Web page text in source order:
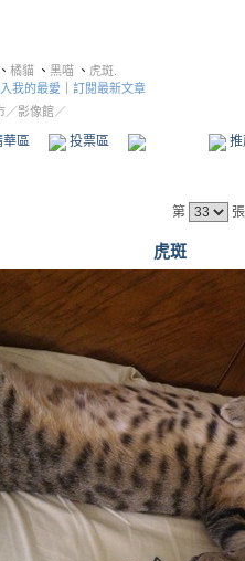
、 橘貓 、 黑喵 、 虎斑.
我的最愛
訂閱最新文章
／影像館／
區 投票區 影像館
第
虎斑